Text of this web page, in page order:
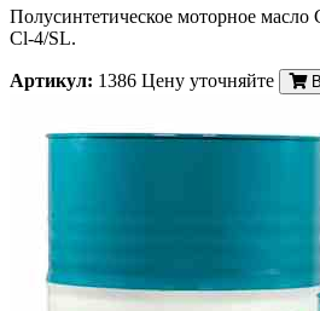
Полусинтетическое моторное
Cl-4/SL.
Артикул: 1386 Цену уточняйте